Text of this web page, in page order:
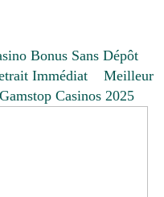
Bonus Sans Dépôt
Immédiat
Meilleur
Casinos 2025